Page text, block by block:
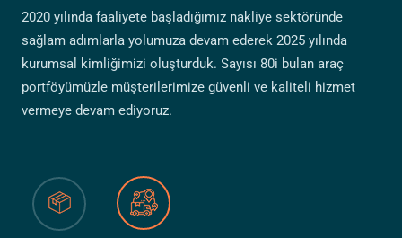
2020 yılında faaliyete başladığımız nakliye sektöründe
sağlam adımlarla yolumuza devam ederek 2025 yılında
kurumsal kimliğimizi oluşturduk. Sayısı 80i bulan araç
portföyümüzle müşterilerimize güvenli ve kaliteli hizmet
vermeye devam ediyoruz.